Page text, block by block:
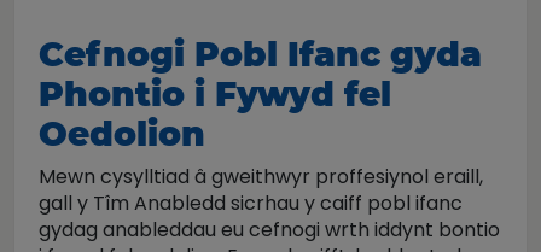
Cefnogi Pobl Ifanc gyda
Phontio i Fywyd fel
Oedolion
Mewn cysylltiad â gweithwyr proffesiynol eraill,
gall y Tîm Anabledd sicrhau y caiff pobl ifanc
gydag anableddau eu cefnogi wrth iddynt bontio